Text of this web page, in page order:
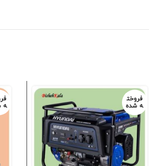
فروخت
ه شده
ه